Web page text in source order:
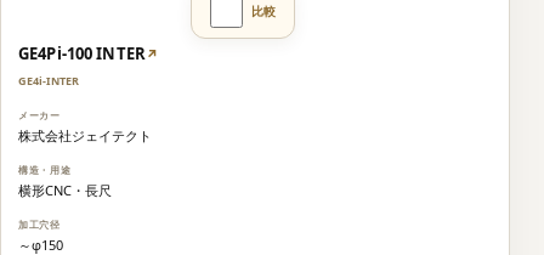
GE4Pi-100 INTER↗
GE4i-INTER
株式会社ジェイテクト
横形CNC・長尺
～φ150